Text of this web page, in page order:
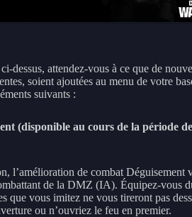
dessus, attendez-vous à ce que de
soient ajoutées au menu de votre
suivants :
(disponible au cours de la période de
l’amélioration de combat Déguisement
de la DMZ (IA). Équipez-vous
que vous imitez ne vous tireront pas
ou n’ouvriez le feu en premier.